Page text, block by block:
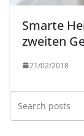
Smarte
zweiten
21/02/2018